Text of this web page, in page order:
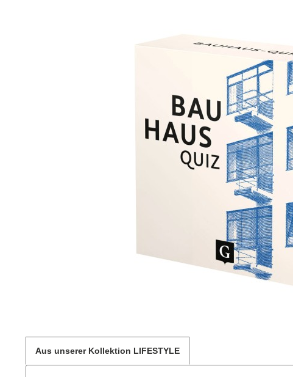
Aus unserer Kollektion LIFESTYLE